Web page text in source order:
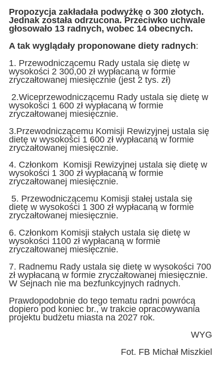
Propozycja zakładała podwyżkę o 300 złotych.
Jednak została odrzucona. Przeciwko uchwale
głosowało 13 radnych, wobec 14 obecnych.
A tak wyglądały proponowane diety radnych:
1. Przewodniczącemu Rady ustala się dietę w
wysokości 2 300,00 zł wypłacaną w formie
zryczałtowanej miesięcznie (jest 2 tys. zł)
2.Wiceprzewodniczącemu Rady ustala się dietę w
wysokości 1 600 zł wypłacaną w formie
zryczałtowanej miesięcznie.
3.Przewodniczącemu Komisji Rewizyjnej ustala się
dietę w wysokości 1 600 zł wypłacaną w formie
zryczałtowanej miesięcznie.
4. Członkom Komisji Rewizyjnej ustala się dietę w
wysokości 1 300 zł wypłacaną w formie
zryczałtowanej miesięcznie.
5. Przewodniczącemu Komisji stałej ustala się
dietę w wysokości 1 300 zł wypłacaną w formie
zryczałtowanej miesięcznie.
6. Członkom Komisji stałych ustala się dietę w
wysokości 1100 zł wypłacaną w formie
zryczałtowanej miesięcznie.
7. Radnemu Rady ustala się dietę w wysokości 700
zł wypłacaną w formie zryczałtowanej miesięcznie.
W Sejnach nie ma bezfunkcyjnych radnych.
Prawdopodobnie do tego tematu radni powrócą
dopiero pod koniec br., w trakcie opracowywania
projektu budżetu miasta na 2027 rok.
WYG
Fot. FB Michał Miszkiel